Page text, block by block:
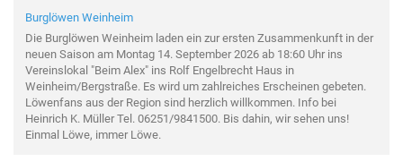
Burglöwen Weinheim
Die Burglöwen Weinheim laden ein zur ersten Zusammenkunft in der
neuen Saison am Montag 14. September 2026 ab 18:60 Uhr ins
Vereinslokal "Beim Alex" ins Rolf Engelbrecht Haus in
Weinheim/Bergstraße. Es wird um zahlreiches Erscheinen gebeten.
Löwenfans aus der Region sind herzlich willkommen. Info bei
Heinrich K. Müller Tel. 06251/9841500. Bis dahin, wir sehen uns!
Einmal Löwe, immer Löwe.